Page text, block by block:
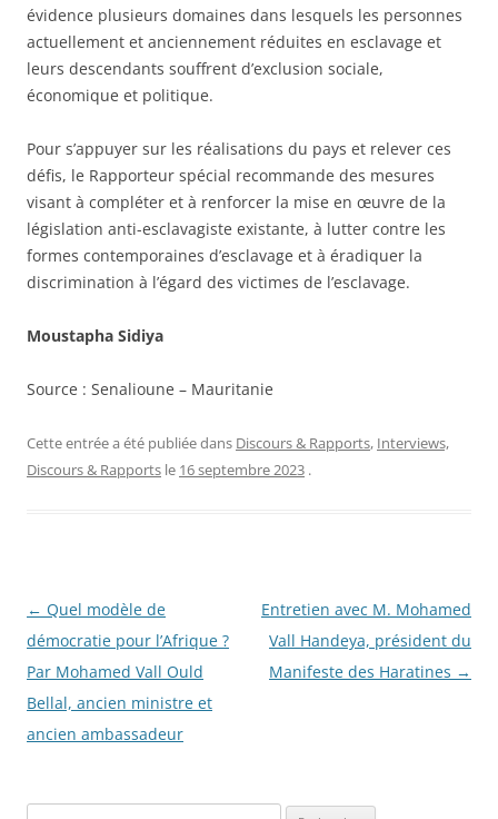
évidence plusieurs domaines dans lesquels les personnes
actuellement et anciennement réduites en esclavage et
leurs descendants souffrent d’exclusion sociale,
économique et politique.
Pour s’appuyer sur les réalisations du pays et relever ces
défis, le Rapporteur spécial recommande des mesures
visant à compléter et à renforcer la mise en œuvre de la
législation anti-esclavagiste existante, à lutter contre les
formes contemporaines d’esclavage et à éradiquer la
discrimination à l’égard des victimes de l’esclavage.
Moustapha Sidiya
Source : Senalioune – Mauritanie
Cette entrée a été publiée dans Discours & Rapports, Interviews,
Discours & Rapports le 16 septembre 2023 .
Navigation
des
articles
← Quel modèle de
démocratie pour l’Afrique ?
Par Mohamed Vall Ould
Bellal, ancien ministre et
ancien ambassadeur
Entretien avec M. Mohamed
Vall Handeya, président du
Manifeste des Haratines →